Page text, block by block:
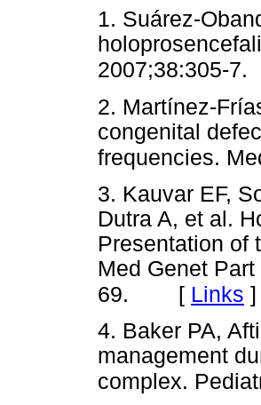
1. Suárez-
2007;38:305-7.
2. Martínez-
congenital
frequencies.
3. Kauvar EF,
Dutra A, et al.
Presentation of
Med Genet
69. [ Links ]
4. Baker PA,
management
complex.